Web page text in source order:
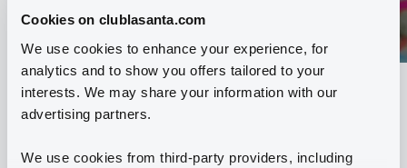
Cookies on clublasanta.com
We use cookies to enhance your experience, for
analytics and to show you offers tailored to your
interests. We may share your information with our
advertising partners.
We use cookies from third-party providers, including
PHYSIOTHERAPIE IN UNSEREM